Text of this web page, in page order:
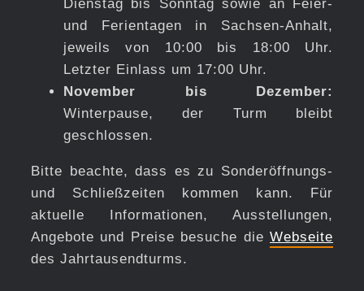
Dienstag bis Sonntag sowie an Feier-
und Ferientagen in Sachsen-Anhalt,
jeweils von 10:00 bis 18:00 Uhr.
Letzter Einlass um 17:00 Uhr.
November bis Dezember:
Winterpause, der Turm bleibt
geschlossen.
Bitte beachte, dass es zu Sonderöffnungs-
und Schließzeiten kommen kann. Für
aktuelle Informationen, Ausstellungen,
Angebote und Preise besuche dieWebseite
des Jahrtausendturms.